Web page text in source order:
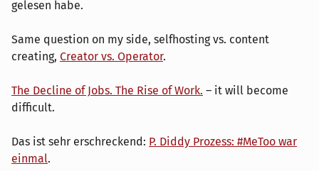
gelesen habe.
Same question on my side, selfhosting vs. content
creating, Creator vs. Operator.
The Decline of Jobs. The Rise of Work. – it will become
difficult.
Das ist sehr erschreckend: P. Diddy Prozess: #MeToo war
einmal.